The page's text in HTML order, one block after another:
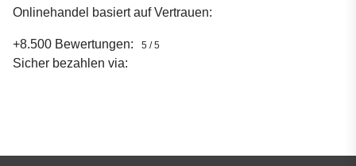
Onlinehandel basiert auf Vertrauen:
+8.500 Bewertungen: 5 / 5
Sicher bezahlen via: